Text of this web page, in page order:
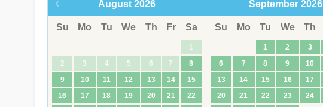
August 2026
Su Mo Tu We Th Fr Sa
1
2
3 4 5 6 7
8
9
10 11 12 13 14
15
16
17 18 19 20 21
22
September 2026
Su Mo Tu We Th
1 2 3
6
7 8 9 10
13
14 15 16 17
20
21 22 23 24